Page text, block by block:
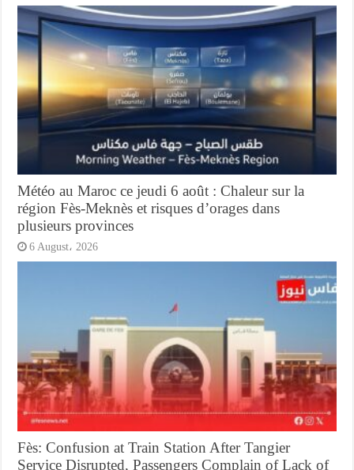
Météo au Maroc ce jeudi 6 août : Chaleur sur la
région Fès-Meknès et risques d’orages dans
plusieurs provinces
6 August، 2026
Fès: Confusion at Train Station After Tangier
Service Disrupted, Passengers Complain of Lack of